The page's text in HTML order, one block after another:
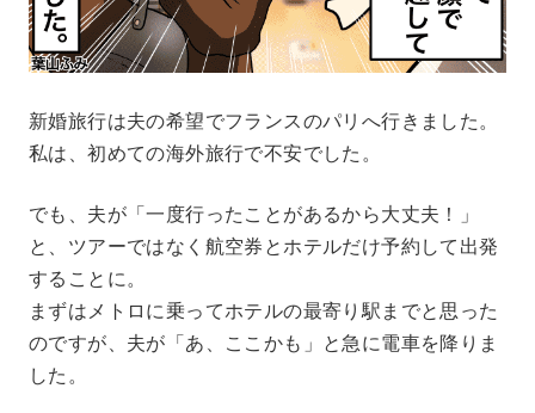
新婚旅行は夫の希望でフランスのパリへ行きました。
私は、初めての海外旅行で不安でした。
でも、夫が「一度行ったことがあるから大丈夫！」
と、ツアーではなく航空券とホテルだけ予約して出発
することに。
まずはメトロに乗ってホテルの最寄り駅までと思った
のですが、夫が「あ、ここかも」と急に電車を降りま
した。